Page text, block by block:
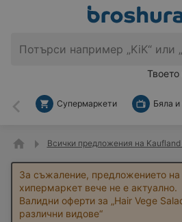
Назад
Супермаркети Бяла и
Всички предложения на
За съжаление, предложението на
хипермаркет вече не е актуално.
Валидни оферти за „Hair Vege
различни видове“